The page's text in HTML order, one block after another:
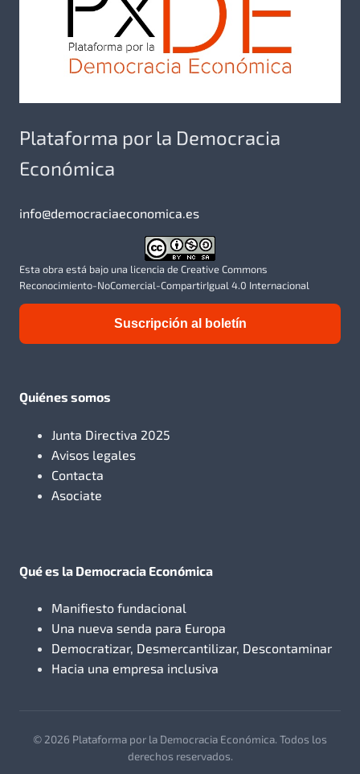
Plataforma por la Democracia
Económica
info@democraciaeconomica.es
Esta obra está bajo una licencia de Creative Commons
Reconocimiento-NoComercial-CompartirIgual 4.0 Internacional
Suscripción al boletín
Quiénes somos
Junta Directiva 2025
Avisos legales
Contacta
Asociate
Qué es la Democracia Económica
Manifiesto fundacional
Una nueva senda para Europa
Democratizar, Desmercantilizar, Descontaminar
Hacia una empresa inclusiva
© 2026 Plataforma por la Democracia Económica. Todos los
derechos reservados.